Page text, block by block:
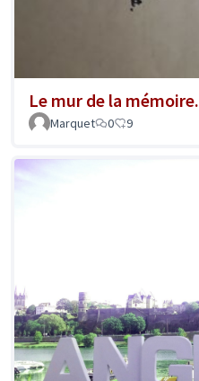
Le mur de la mémoire.
Marquet
0 9